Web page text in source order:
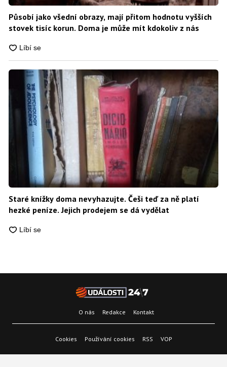
Působí jako všední obrazy, mají přitom hodnotu vyšších
stovek tisíc korun. Doma je může mít kdokoliv z nás
Staré knížky doma nevyhazujte. Češi teď za ně platí
hezké peníze. Jejich prodejem se dá vydělat
O nás Redakce Kontakt
Cookies Používání cookies RSS VOP